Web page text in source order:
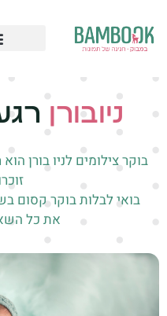
ניובורן רג
בוקר צילומים לניו בורן
בואי לבלות בוקר קסום
את כל